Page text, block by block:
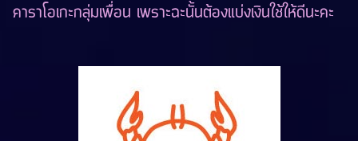
คาราโอเกะกลุ่มเพื่อน เพราะฉะนั้นต้องแบ่งเงินใช้ให้ดีนะคะ